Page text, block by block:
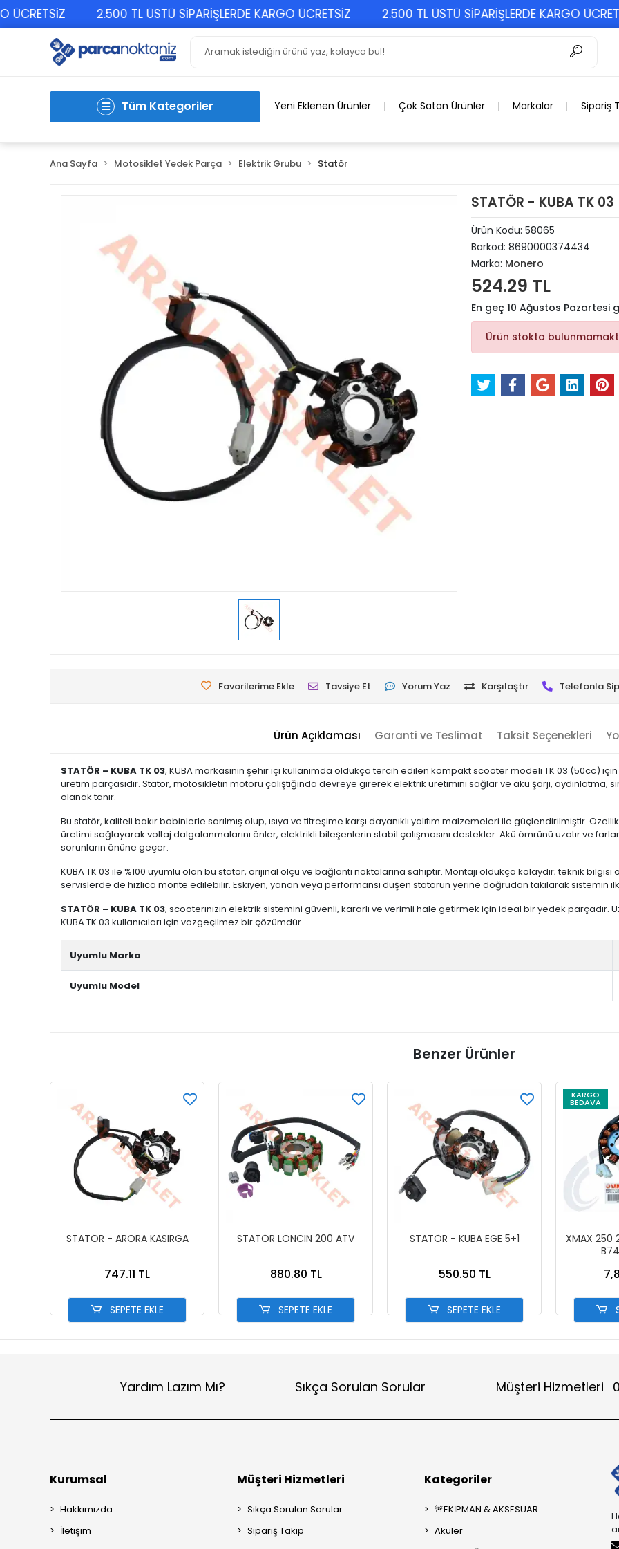
2.500 TL ÜSTÜ SİPARİŞLERDE KARGO ÜCRETSİZ 2.500 TL ÜSTÜ SİPARİŞLERDE KARGO ÜCRETSİZ
Tüm Kategoriler Yeni Eklenen Ürünler Çok Satan Ürünler Markalar Sipariş
Ana Sayfa Motosiklet Yedek Parça Elektrik Grubu Statör
STATÖR - KUBA TK 03
Ürün Kodu: 58065
Barkod: 8690000374434
Marka: Monero
524.29 TL
En geç 10 Ağustos Pazartesi
Ürün stokta
Favorilerime Ekle Tavsiye Et Yorum Yaz Karşılaştır Telefonla
Ürün Açıklaması Garanti ve Teslimat Taksit Seçenekleri
STATÖR – KUBA TK 03, KUBA markasının şehir içi kullanımda oldukça tercih edilen kompakt scooter modeli TK 03 (50cc)
üretim parçasıdır. Statör, motosikletin motoru çalıştığında devreye girerek elektrik üretimini sağlar ve akü şarjı, aydınlatma,
olanak tanır.
Bu statör, kaliteli bakır bobinlerle sarılmış olup, ısıya ve titreşime karşı dayanıklı yalıtım malzemeleri ile güçlendirilmiştir.
üretimi sağlayarak voltaj dalgalanmalarını önler, elektrikli bileşenlerin stabil çalışmasını destekler. Akü ömrünü uzatır ve
sorunların önüne geçer.
KUBA TK 03 ile %100 uyumlu olan bu statör, orijinal ölçü ve bağlantı noktalarına sahiptir. Montajı oldukça kolaydır; teknik
servislerde de hızlıca monte edilebilir. Eskiyen, yanan veya performansı düşen statörün yerine doğrudan takılarak sistemin
STATÖR – KUBA TK 03, scooterınızın elektrik sistemini güvenli, kararlı ve verimli hale getirmek için ideal bir yedek parçadır.
KUBA TK 03 kullanıcıları için vazgeçilmez bir çözümdür.
Uyumlu Marka
Uyumlu Model
Benzer Ürünler
STATÖR - ARORA KASIRGA
747.11 TL
SEPETE EKLE
STATÖR LONCIN 200 ATV
880.80 TL
SEPETE EKLE
STATÖR - KUBA EGE 5+1
550.50 TL
SEPETE EKLE
KARGO
BEDAVA
XMAX 250
Yardım Lazım Mı? Sıkça Sorulan Sorular Müşteri Hizmetleri
Kurumsal
Hakkımızda
İletişim
Müşteri Hizmetleri
Sıkça Sorulan Sorular
Sipariş Takip
Kategoriler
🚨EKİPMAN & AKSESUAR
Aküler